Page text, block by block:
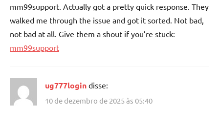
mm99support. Actually got a pretty quick response. They
walked me through the issue and got it sorted. Not bad,
not bad at all. Give them a shout if you’re stuck:
mm99support
ug777login disse:
10 de dezembro de 2025 às 05:40